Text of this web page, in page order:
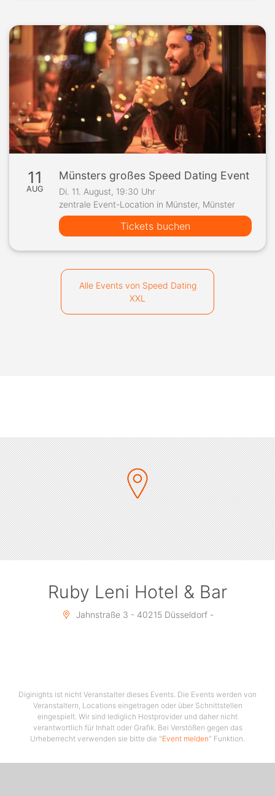
11
AUG
Münsters großes Speed Dating Event
Di. 11. August, 19:30 Uhr
zentrale Event-Location in Münster, Münster
Tickets buchen
Alle Events von Speed Dating
XXL
Ruby Leni Hotel & Bar
Jahnstraße 3 - 40215 Düsseldorf -
Diginights ist nicht Veranstalter dieses Events. Die Events werden von
Veranstaltern, Locations eingetragen oder über Schnittstellen
eingespielt. Wir sind lediglich Hostprovider und daher nicht
verantwortlich für Inhalt oder Grafik. Bei Verstößen gegen das
Urheberrecht verwenden sie bitte die "Event melden" Funktion.